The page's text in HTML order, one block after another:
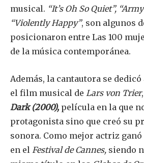
musical. “It’s Oh So Quiet”,
“Violently Happy”, son algunos
posicionaron entre Las 100
de la música contemporánea.
Además, la cantautora se
el film musical de Lars von Trier,
Dark (2000), película en la que
protagonista sino que creó su
sonora. Como mejor actriz ganó
en el Festival de Cannes, siendo